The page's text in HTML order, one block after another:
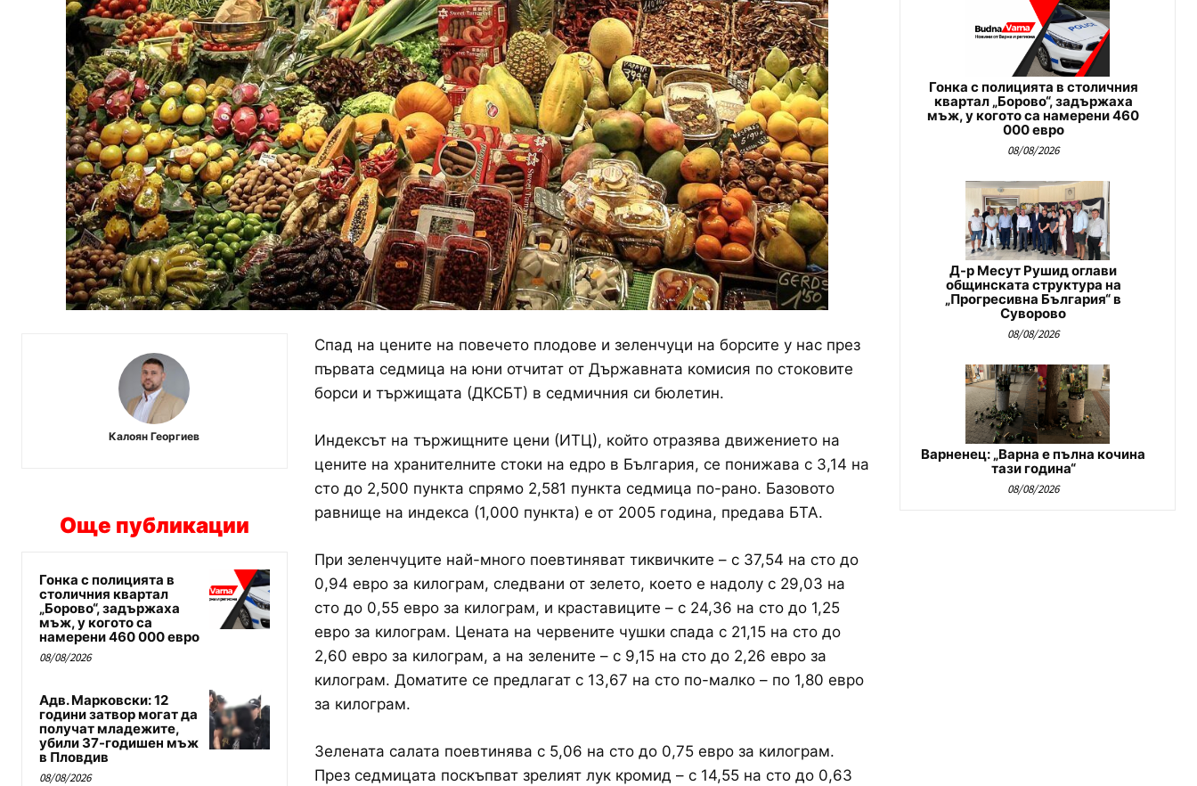
Калоян Георгиев
Още публикации
Гонка с полицията в
столичния квартал
„Борово“, задържаха
мъж, у когото са
намерени 460 000 евро
08/08/2026
Адв. Марковски: 12
години затвор могат да
получат младежите,
убили 37-годишен мъж
в Пловдив
08/08/2026
Спад на цените на повечето плодове и зеленчуци на борсите у нас през
първата седмица на юни отчитат от Държавната комисия по стоковите
борси и тържищата (ДКСБТ) в седмичния си бюлетин.
Индексът на тържищните цени (ИТЦ), който отразява движението на
цените на хранителните стоки на едро в България, се понижава с 3,14 на
сто до 2,500 пункта спрямо 2,581 пункта седмица по-рано. Базовото
равнище на индекса (1,000 пункта) е от 2005 година, предава БТА.
При зеленчуците най-много поевтиняват тиквичките – с 37,54 на сто до
0,94 евро за килограм, следвани от зелето, което е надолу с 29,03 на
сто до 0,55 евро за килограм, и краставиците – с 24,36 на сто до 1,25
евро за килограм. Цената на червените чушки спада с 21,15 на сто до
2,60 евро за килограм, а на зелените – с 9,15 на сто до 2,26 евро за
килограм. Доматите се предлагат с 13,67 на сто по-малко – по 1,80 евро
за килограм.
Зелената салата поевтинява с 5,06 на сто до 0,75 евро за килограм.
През седмицата поскъпват зрелият лук кромид – с 14,55 на сто до 0,63
Гонка с полицията в столичния
квартал „Борово“, задържаха
мъж, у когото са намерени 460
000 евро
08/08/2026
Д-р Месут Рушид оглави
общинската структура на
„Прогресивна България“ в
Суворово
08/08/2026
Варненец: „Варна е пълна кочина
тази година“
08/08/2026